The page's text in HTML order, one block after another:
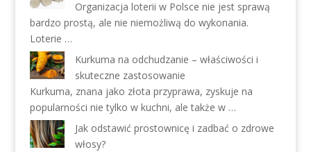
Organizacja loterii w Polsce nie jest sprawą
bardzo prostą, ale nie niemożliwą do wykonania.
Loterie …
Kurkuma na odchudzanie – właściwości i
skuteczne zastosowanie
Kurkuma, znana jako złota przyprawa, zyskuje na
popularności nie tylko w kuchni, ale także w …
Jak odstawić prostownicę i zadbać o zdrowe
włosy?